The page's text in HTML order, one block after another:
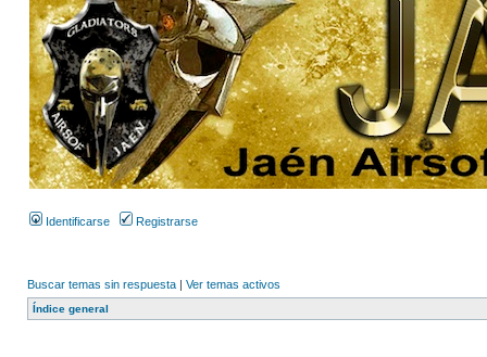
Identificarse Registrarse
Buscar temas sin respuesta | Ver temas activos
Índice general